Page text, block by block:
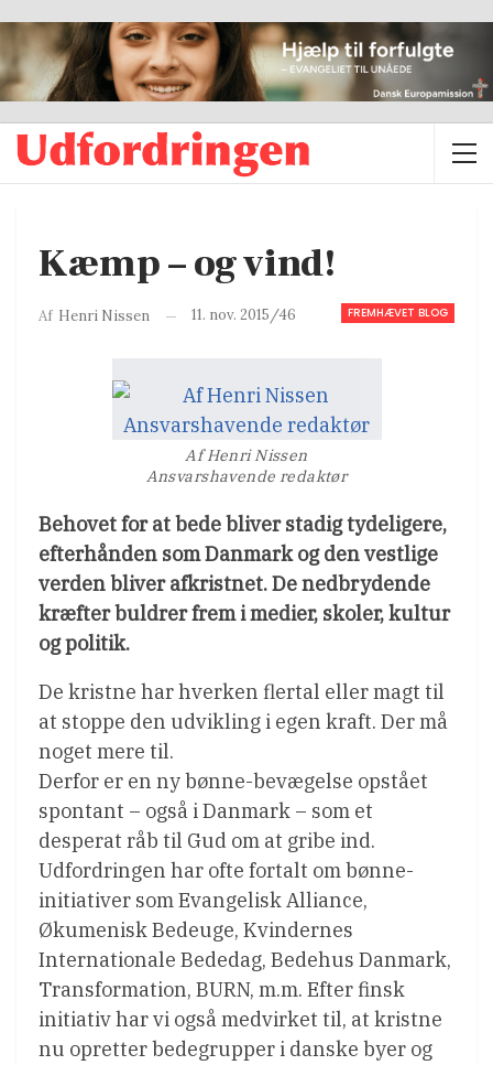
Kæmp – og vind!
FREMHÆVET BLOG
Af Henri Nissen 11. nov. 2015/46
Af Henri Nissen
Ansvarshavende redaktør
Behovet for at bede bliver stadig tydeligere,
efterhånden som Danmark og den vestlige
verden bliver afkristnet. De nedbrydende
kræfter buldrer frem i medier, skoler, kultur
og politik.
De kristne har hverken flertal eller magt til
at stoppe den udvikling i egen kraft. Der må
noget mere til.
Derfor er en ny bønne-bevægelse opstået
spontant – også i Danmark – som et
desperat råb til Gud om at gribe ind.
Udfordringen har ofte fortalt om bønne-
initiativer som Evangelisk Alliance,
Økumenisk Bedeuge, Kvindernes
Internationale Bededag, Bedehus Danmark,
Transformation, BURN, m.m. Efter finsk
initiativ har vi også medvirket til, at kristne
nu opretter bedegrupper i danske byer og